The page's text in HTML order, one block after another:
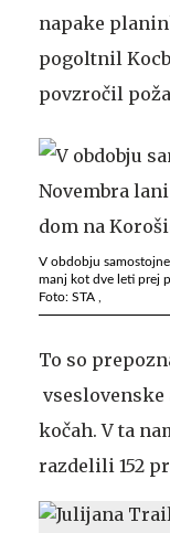
napake
pogoltnil
povzročil
V obdobju
manj kot dve leti prej
Foto: STA ,
To so
kočah. V ta
razdelili 152